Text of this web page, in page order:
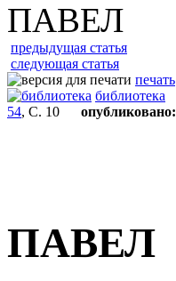
ПАВЕЛ
предыдущая статья
следующая статья
печать
библиотека
54, С. 10 опубликовано:
ПАВЕЛ